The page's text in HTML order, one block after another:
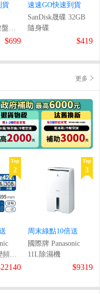
貨
滑
$699
速速GO快速到貨
SanDisk晟碟 32GB
隨身碟
$419
更多
Top
2
頻冰
Top
3
周末綠點10倍送
國際牌 Panasonic
11L除濕機
$9319